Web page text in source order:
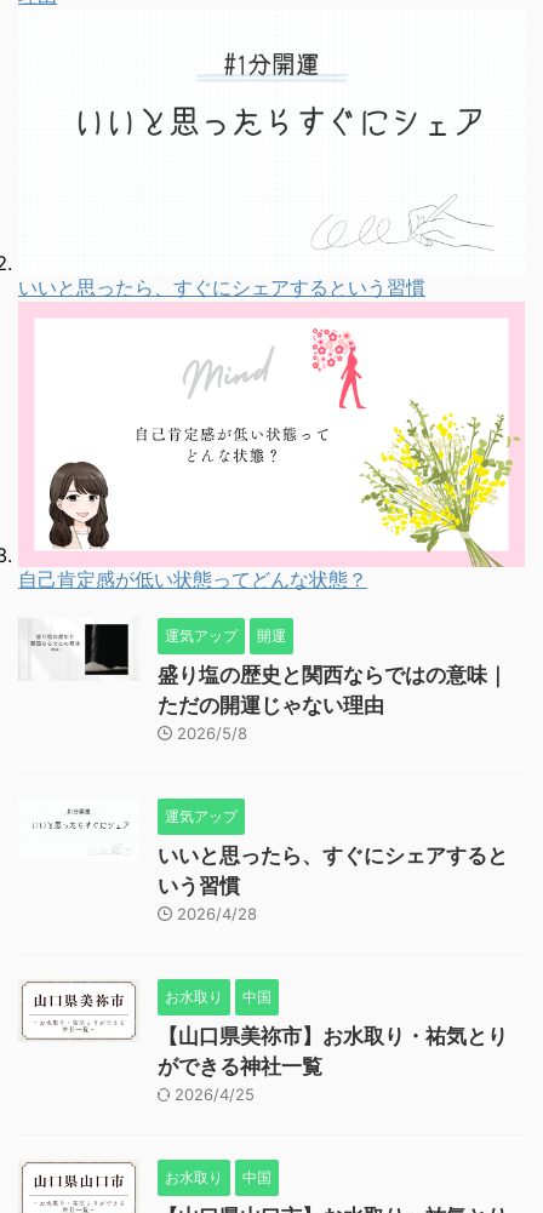
いいと思ったら、すぐにシェアするという習慣
自己肯定感が低い状態ってどんな状態？
運気アップ 開運
盛り塩の歴史と関西ならではの意味｜
ただの開運じゃない理由
2026/5/8
運気アップ
いいと思ったら、すぐにシェアすると
いう習慣
2026/4/28
お水取り 中国
【山口県美祢市】お水取り・祐気とり
ができる神社一覧
2026/4/25
お水取り 中国